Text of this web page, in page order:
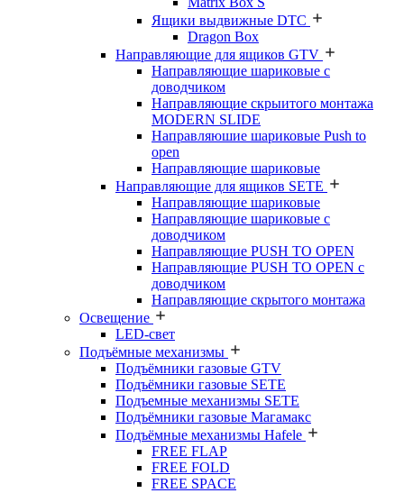
Ящики выдвижные DTC
Dragon Box
Направляющие для ящиков GTV
Направляющие шариковые с
доводчиком
Направляющие скрыитого монтажа
MODERN SLIDE
Направляюшие шариковые Push to
open
Направляющие шариковые
Направляющие для ящиков SETE
Направляющие шариковые
Направляющие шариковые с
доводчиком
Направляющие PUSH TO OPEN
Направляющие PUSH TO OPEN с
доводчиком
Направляющие скрытого монтажа
Освещение
LED-свет
Подъёмные механизмы
Подъёмники газовые GTV
Подъёмники газовые SETE
Подъемные механизмы SETE
Подъёмники газовые Магамакс
Подъёмные механизмы Hafele
FREE FLAP
FREE FOLD
FREE SPACE